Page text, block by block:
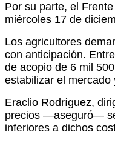
Por su parte, el
miércoles 17 de
Los agricultores
con anticipación.
de acopio de 6 mil
estabilizar el
Eraclio Rodríguez,
precios —aseguró—
inferiores a dichos